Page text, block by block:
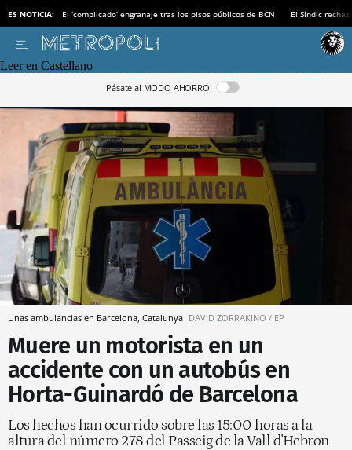
ES NOTICIA: El ‘complicado’ engranaje tras los pisos públicos de BCN El Síndic
Leer en Castellano
Pásate al MODO AHORRO
Unas ambulancias en Barcelona, Catalunya DAVID ZORRAKINO / EP
Muere un motorista en un
accidente con un autobús en
Horta-Guinardó de Barcelona
Los hechos han ocurrido sobre las 15:00 horas a la
altura del número 278 del Passeig de la Vall d'Hebron